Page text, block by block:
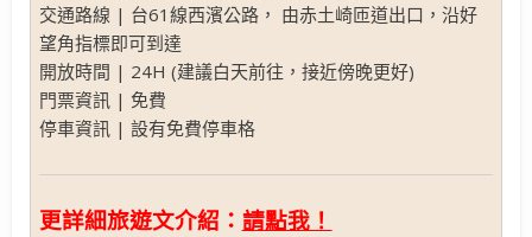
交通路線 | 台61線西濱公路， 由赤土崎匝道出口，沿好
望角指標即可到達
開放時間 | 24H (建議白天前往，接近傍晚更好)
門票資訊 | 免費
停車資訊 | 設有免費停車格
更詳細旅遊文介紹： 請點我！